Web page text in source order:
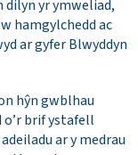
dilyn yr ymweliad,
hamgylchedd ac
ar gyfer Blwyddyn
hŷn gwblhau
brif ystafell
ar y medrau